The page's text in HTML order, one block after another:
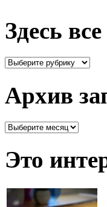
Здесь
Здесь
Архив
Архив
месяцам
Это